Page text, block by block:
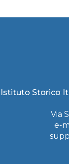
Istituto Storico
Via
e-